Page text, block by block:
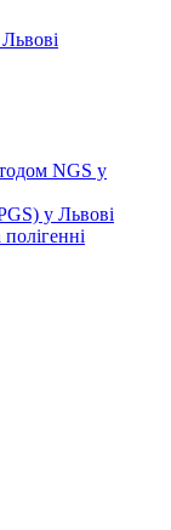
NGS у
у Львові